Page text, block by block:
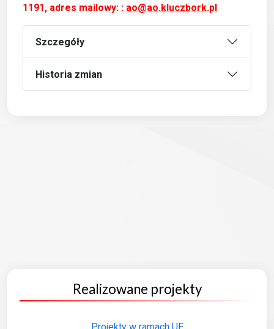
Realizowane projekty
1191, adres mailowy: : ao@ao.kluczbork.pl
Szczegóły
Historia zmian